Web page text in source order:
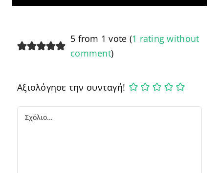
5 from 1 vote (1 rating without
comment)
Αξιολόγησε την συνταγή!
Comment